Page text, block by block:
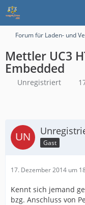
Forum für Laden- und
Mettler UC3
Embedded
Unregistriert
Gast
17. Dezember 2014 um
Kennt sich jemand
bzg. Anschluss von